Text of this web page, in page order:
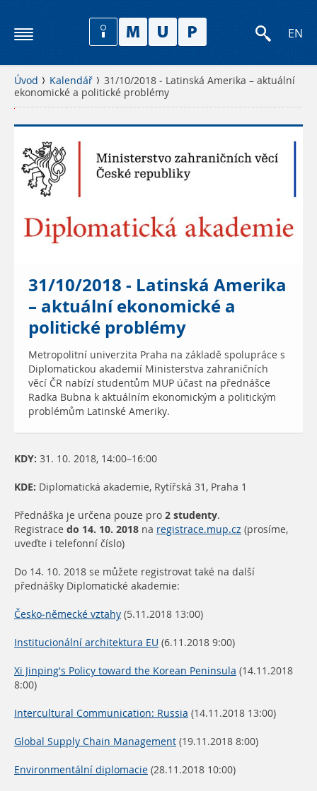
EN
Úvod Kalendář
31/10/2018 - Latinská Amerika – aktuální
ekonomické a politické problémy
31/10/2018 - Latinská Amerika
– aktuální ekonomické a
politické problémy
Metropolitní univerzita Praha na základě spolupráce s
Diplomatickou akademií Ministerstva zahraničních
věcí ČR nabízí studentům MUP účast na přednášce
Radka Bubna k aktuálním ekonomickým a politickým
problémům Latinské Ameriky.
KDY: 31. 10. 2018, 14:00–16:00
KDE: Diplomatická akademie, Rytířská 31, Praha 1
Přednáška je určena pouze pro 2 studenty.
Registrace do 14. 10. 2018 na registrace.mup.cz (prosíme,
uveďte i telefonní číslo)
Do 14. 10. 2018 se můžete registrovat také na další
přednášky Diplomatické akademie:
Česko-německé vztahy (5.11.2018 13:00)
Institucionální architektura EU (6.11.2018 9:00)
Xi Jinping's Policy toward the Korean Peninsula (14.11.2018
8:00)
Intercultural Communication: Russia (14.11.2018 13:00)
Global Supply Chain Management (19.11.2018 8:00)
Environmentální diplomacie (28.11.2018 10:00)
1